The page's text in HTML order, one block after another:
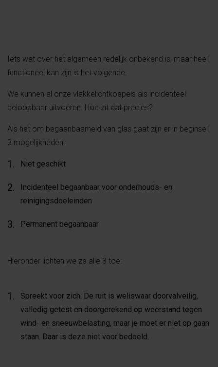
Iets wat over het algemeen redelijk onbekend is, maar heel
functioneel kan zijn is het volgende.
We kunnen al onze vlakkelichtkoepels als incidenteel
beloopbaar uitvoeren. Hoe zit dat precies?
Als het om begaanbaarheid van glas gaat zijn er in beginsel
3 mogelijkheden:
Niet geschikt
Incidenteel begaanbaar voor onderhouds- en
reinigingsdoeleinden
Permanent begaanbaar
Hieronder lichten we ze alle 3 toe:
Spreekt voor zich. De ruit is weliswaar doorvalveilig,
volledig getest en doorgerekend op weerstand tegen
wind- en sneeuwbelasting, maar je moet er niet op gaan
staan. Daar is deze niet voor bedoeld.